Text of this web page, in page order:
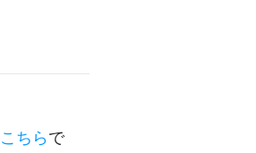
こちらで